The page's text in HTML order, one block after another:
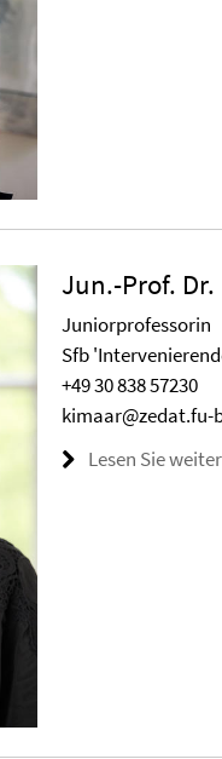
Jun.-Prof.
Juniorprofessorin
Sfb
+49 30 838 57230
kimaar@zedat.fu-
Lesen Sie weiter